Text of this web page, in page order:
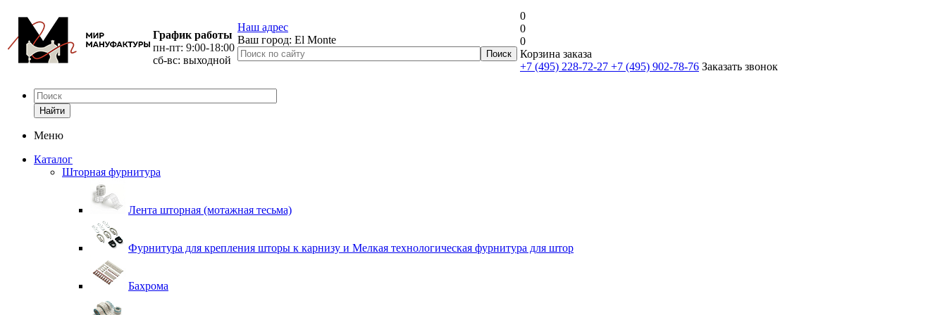
График работы
пн-пт: 9:00-18:00
сб-вс: выходной
Наш адрес
Ваш город: El Monte
0
0
0
Корзина заказа
+7 (495) 228-72-27 +7 (495) 902-78-76 Заказать звонок
Найти
Меню
Каталог
Шторная фурнитура
Лента шторная (мотажная тесьма)
Фурнитура для крепления шторы к карнизу и Мелкая технологическая фурнитура для штор
Бахрома